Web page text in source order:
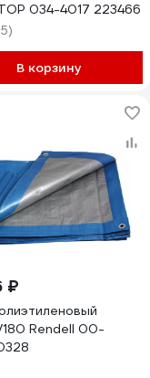
034-4017 223466
В корзину
₽
180 Rendell 00-